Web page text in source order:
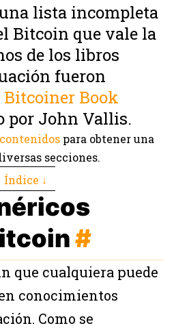
lista incompleta
Bitcoin que vale la
de los libros
fueron
Bitcoiner Book
por John Vallis.
para obtener una
secciones.
Índice ↓
#
que cualquiera puede
conocimientos
Como se